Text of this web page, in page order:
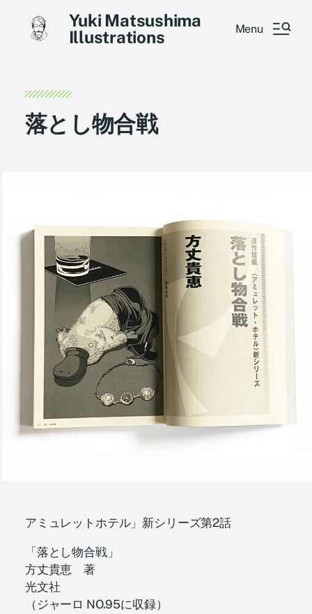
Yuki Matsushima
Illustrations
Menu
落とし物合戦
アミュレットホテル」新シリーズ第2話
「落とし物合戦」
方丈貴恵 著
光文社
（ジャーロ NO.95に収録）